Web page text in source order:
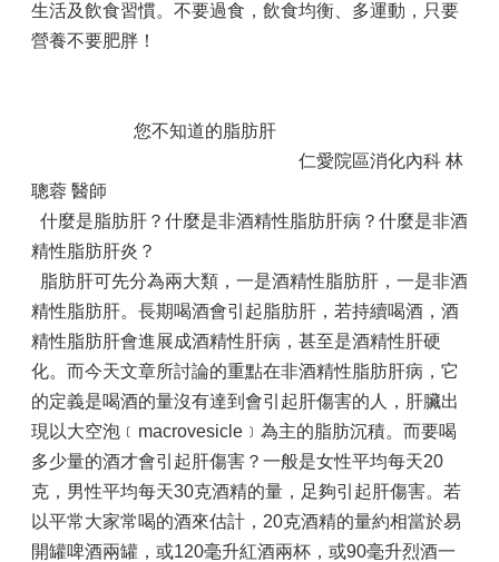
生活及飲食習慣。不要過食，飲食均衡、多運動，只要
營養不要肥胖！
您不知道的脂肪肝
仁愛院區消化內科 林
聰蓉 醫師
什麼是脂肪肝？什麼是非酒精性脂肪肝病？什麼是非酒
精性脂肪肝炎？
脂肪肝可先分為兩大類，一是酒精性脂肪肝，一是非酒
精性脂肪肝。長期喝酒會引起脂肪肝，若持續喝酒，酒
精性脂肪肝會進展成酒精性肝病，甚至是酒精性肝硬
化。而今天文章所討論的重點在非酒精性脂肪肝病，它
的定義是喝酒的量沒有達到會引起肝傷害的人，肝臟出
現以大空泡﹝macrovesicle﹞為主的脂肪沉積。而要喝
多少量的酒才會引起肝傷害？一般是女性平均每天20
克，男性平均每天30克酒精的量，足夠引起肝傷害。若
以平常大家常喝的酒來估計，20克酒精的量約相當於易
開罐啤酒兩罐，或120毫升紅酒兩杯，或90毫升烈酒一